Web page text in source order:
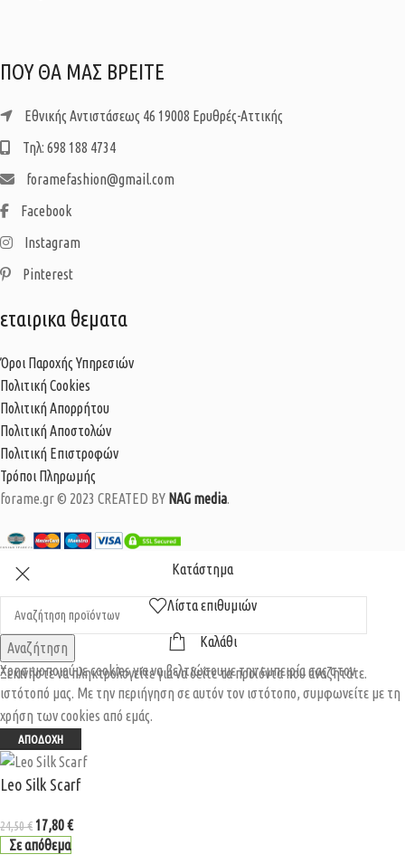
ΠΟΥ ΘΑ ΜΑΣ ΒΡΕΙΤΕ
Εθνικής Αντιστάσεως 46 19008 Ερυθρές-Αττικής
Τηλ: 698 188 4734
foramefashion@gmail.com
Facebook
Instagram
Pinterest
εταιρικα θεματα
Όροι Παροχής Υπηρεσιών
Πολιτική Cookies
Πολιτική Απορρήτου
Πολιτική Αποστολών
Πολιτική Επιστροφών
Τρόποι Πληρωμής
forame.gr © 2023 CREATED BY NAG media.
Αναζήτηση
Ξεκινήστε να πληκτρολογείτε για να δείτε τα προϊόντα που αναζητάτε.
Κατάστημα
Λίστα επιθυμιών
Καλάθι
Χρησιμοποιούμε cookies για να βελτιώσουμε την εμπειρία σας στον
ιστότοπό μας. Με την περιήγηση σε αυτόν τον ιστότοπο, συμφωνείτε με τη
χρήση των cookies από εμάς.
ΑΠΟΔΟΧΉ
Leo Silk Scarf
24,50€ 17,80€
Σε απόθεμα